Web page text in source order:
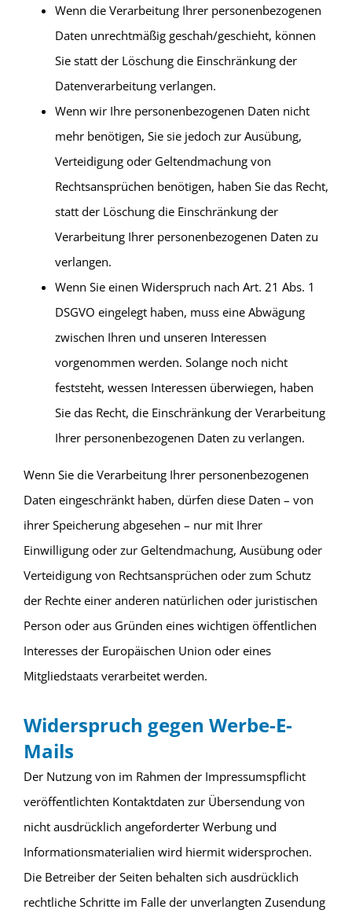
Wenn die Verarbeitung Ihrer personenbezogenen
Daten unrechtmäßig geschah/geschieht, können
Sie statt der Löschung die Einschränkung der
Datenverarbeitung verlangen.
Wenn wir Ihre personenbezogenen Daten nicht
mehr benötigen, Sie sie jedoch zur Ausübung,
Verteidigung oder Geltendmachung von
Rechtsansprüchen benötigen, haben Sie das Recht,
statt der Löschung die Einschränkung der
Verarbeitung Ihrer personenbezogenen Daten zu
verlangen.
Wenn Sie einen Widerspruch nach Art. 21 Abs. 1
DSGVO eingelegt haben, muss eine Abwägung
zwischen Ihren und unseren Interessen
vorgenommen werden. Solange noch nicht
feststeht, wessen Interessen überwiegen, haben
Sie das Recht, die Einschränkung der Verarbeitung
Ihrer personenbezogenen Daten zu verlangen.
Wenn Sie die Verarbeitung Ihrer personenbezogenen
Daten eingeschränkt haben, dürfen diese Daten – von
ihrer Speicherung abgesehen – nur mit Ihrer
Einwilligung oder zur Geltendmachung, Ausübung oder
Verteidigung von Rechtsansprüchen oder zum Schutz
der Rechte einer anderen natürlichen oder juristischen
Person oder aus Gründen eines wichtigen öffentlichen
Interesses der Europäischen Union oder eines
Mitgliedstaats verarbeitet werden.
Widerspruch gegen Werbe-E-
Mails
Der Nutzung von im Rahmen der Impressumspflicht
veröffentlichten Kontaktdaten zur Übersendung von
nicht ausdrücklich angeforderter Werbung und
Informationsmaterialien wird hiermit widersprochen.
Die Betreiber der Seiten behalten sich ausdrücklich
rechtliche Schritte im Falle der unverlangten Zusendung